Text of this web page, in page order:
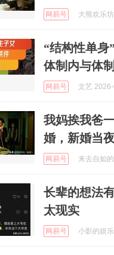
网易号 大熊欢乐
“结构性单身
体制内与体
网易号 文艺
我妈挨我爸
婚，新婚当
网易号 来去自如
长辈的想法
太现实
网易号 小影的娱